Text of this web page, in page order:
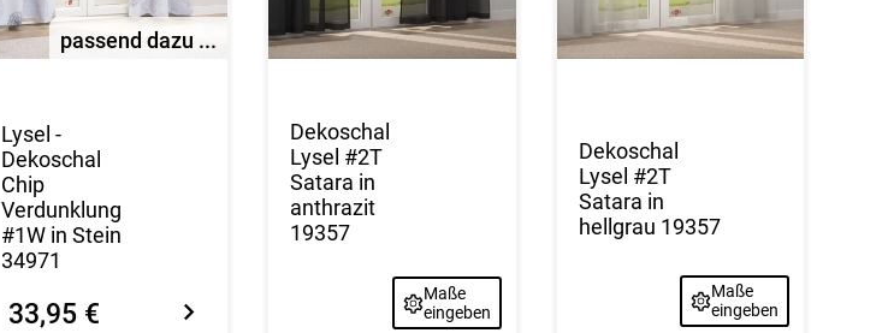
Lysel -
Dekoschal
Chip
Verdunklung
#1W in Stein
34971
33,95 €
passend dazu ...
Dekoschal
Lysel #2T
Satara in
anthrazit
19357
Maße
eingeben
Dekoschal
Lysel #2T
Satara in
hellgrau 19357
Maße
eingeben